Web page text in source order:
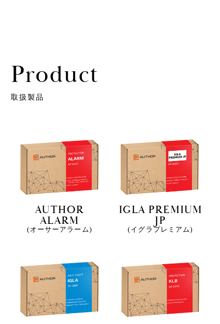
Product
取扱製品
AUTHOR
ALARM
(オーサーアラーム)
IGLA PREMIUM
JP
(イグラプレミアム)